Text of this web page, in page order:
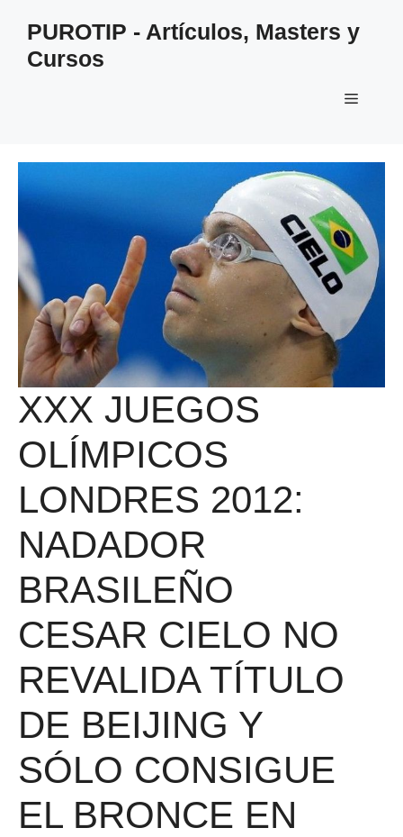
contenido
PUROTIP - Artículos, Masters y
Cursos
Menú
XXX JUEGOS
OLÍMPICOS
LONDRES 2012:
NADADOR
BRASILEÑO
CESAR CIELO NO
REVALIDA TÍTULO
DE BEIJING Y
SÓLO CONSIGUE
EL BRONCE EN